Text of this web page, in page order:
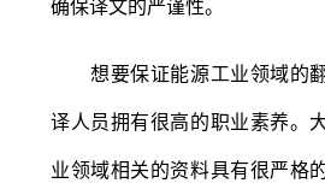
确保译文的严谨性。
想要保证能源工业领域的
译人员拥有很高的职业素养。
业领域相关的资料具有很严格